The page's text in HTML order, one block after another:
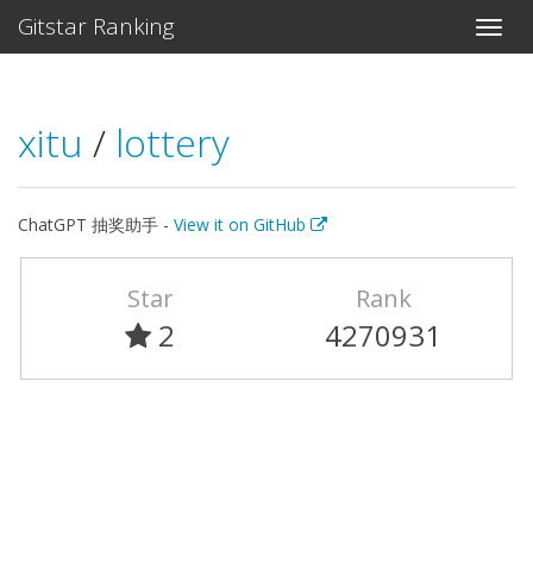
Gitstar Ranking
xitu / lottery
ChatGPT 抽奖助手 - View it on GitHub
Star
2
Rank
4270931